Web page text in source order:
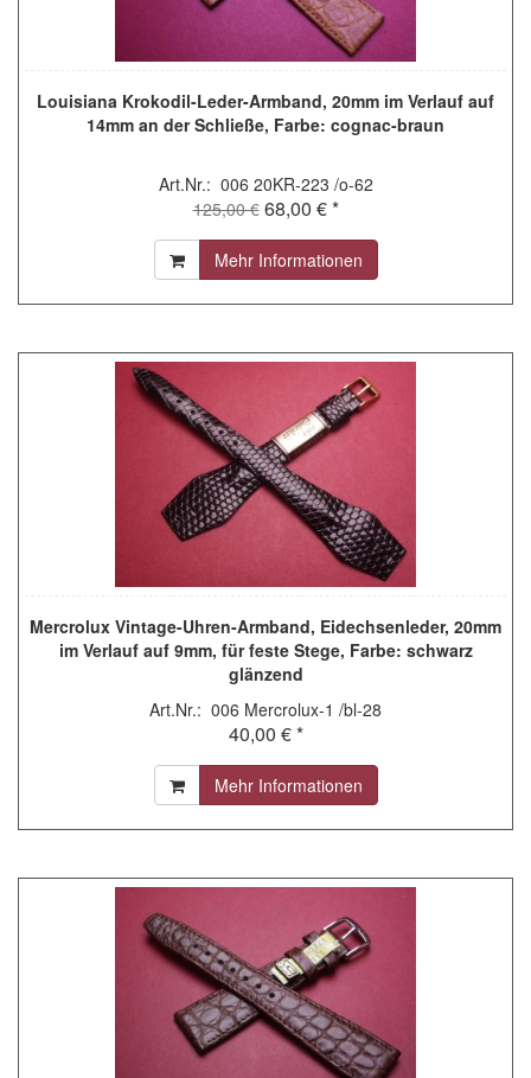
Louisiana Krokodil-Leder-Armband, 20mm im Verlauf auf
14mm an der Schließe, Farbe: cognac-braun
Art.Nr.: 006 20KR-223 /o-62
125,00 € 68,00 € *
Mehr Informationen
Mercrolux Vintage-Uhren-Armband, Eidechsenleder, 20mm
im Verlauf auf 9mm, für feste Stege, Farbe: schwarz
glänzend
Art.Nr.: 006 Mercrolux-1 /bl-28
40,00 € *
Mehr Informationen